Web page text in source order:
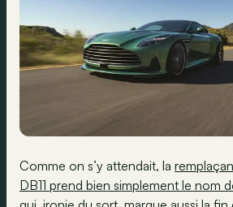
Comme on s’y attendait, la
DB11 prend bien simplement le nom